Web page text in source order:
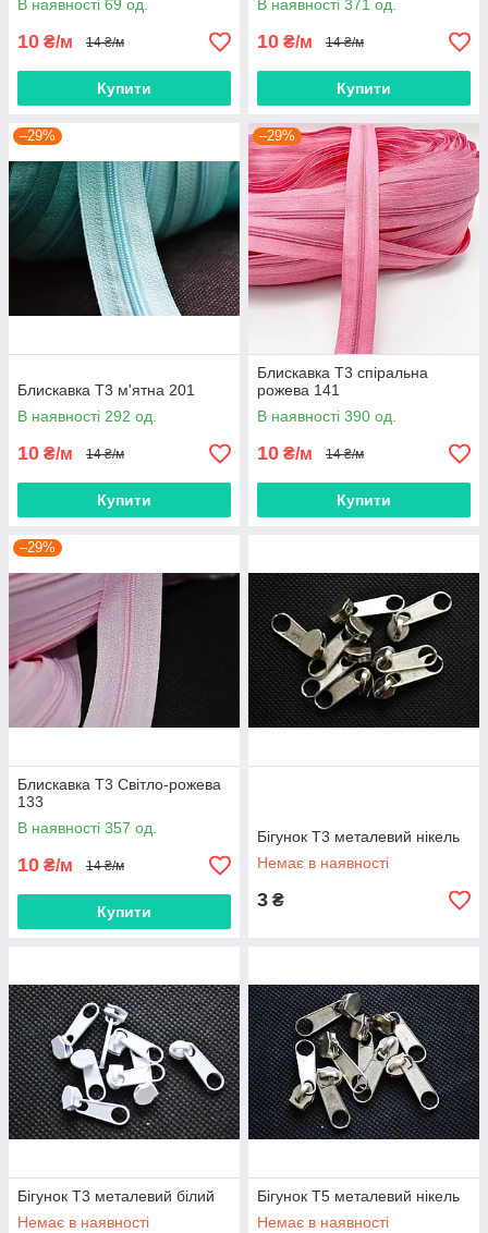
В наявності 69 од.
10 ₴/м 14 ₴/м
Купити
В наявності 371 од.
10 ₴/м 14 ₴/м
Купити
–29%
Блискавка Т3 м'ятна 201
В наявності 292 од.
10 ₴/м 14 ₴/м
Купити
–29%
Блискавка Т3 спіральна
рожева 141
В наявності 390 од.
10 ₴/м 14 ₴/м
Купити
–29%
Блискавка Т3 Світло-рожева
133
В наявності 357 од.
10 ₴/м 14 ₴/м
Купити
Бігунок Т3 металевий нікель
Немає в наявності
3 ₴
Бігунок Т3 металевий білий
Немає в наявності
Бігунок Т5 металевий нікель
Немає в наявності